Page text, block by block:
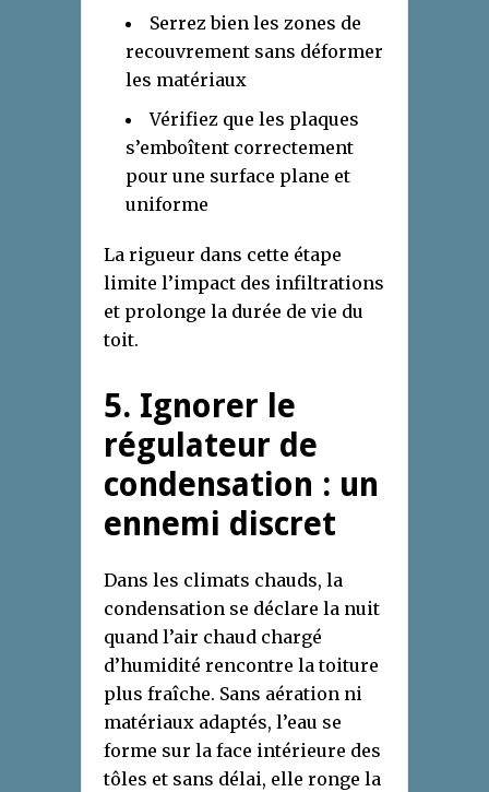
Serrez bien les zones de
recouvrement sans déformer
les matériaux
Vérifiez que les plaques
s’emboîtent correctement
pour une surface plane et
uniforme
La rigueur dans cette étape
limite l’impact des infiltrations
et prolonge la durée de vie du
toit.
5. Ignorer le
régulateur de
condensation : un
ennemi discret
Dans les climats chauds, la
condensation se déclare la nuit
quand l’air chaud chargé
d’humidité rencontre la toiture
plus fraîche. Sans aération ni
matériaux adaptés, l’eau se
forme sur la face intérieure des
tôles et sans délai, elle ronge la